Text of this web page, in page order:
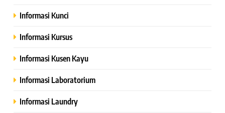
Informasi Kunci
Informasi Kursus
Informasi Kusen Kayu
Informasi Laboratorium
Informasi Laundry